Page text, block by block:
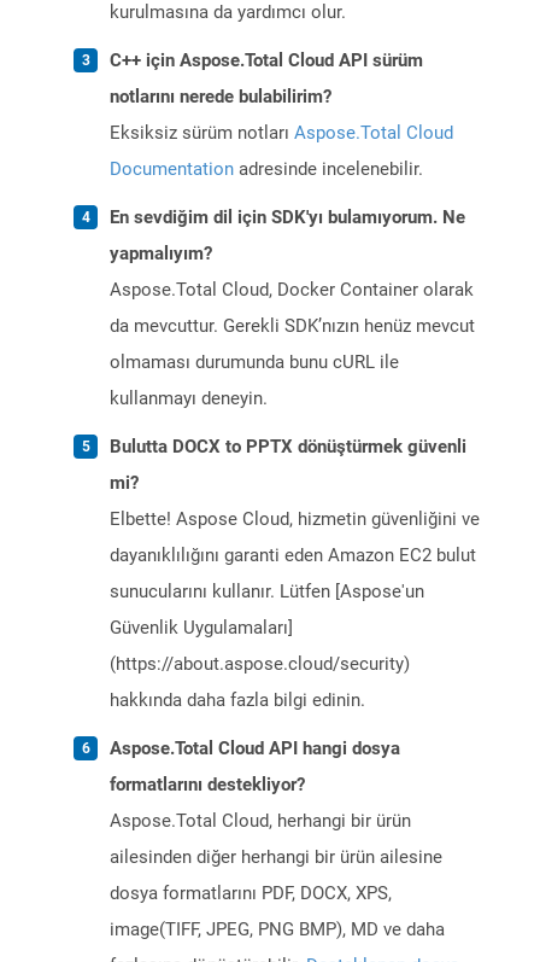
kurulmasına da yardımcı olur.
C++ için Aspose.Total Cloud API sürüm
notlarını nerede bulabilirim?
Eksiksiz sürüm notları Aspose.Total Cloud
Documentation adresinde incelenebilir.
En sevdiğim dil için SDK'yı bulamıyorum. Ne
yapmalıyım?
Aspose.Total Cloud, Docker Container olarak
da mevcuttur. Gerekli SDK’nızın henüz mevcut
olmaması durumunda bunu cURL ile
kullanmayı deneyin.
Bulutta DOCX to PPTX dönüştürmek güvenli
mi?
Elbette! Aspose Cloud, hizmetin güvenliğini ve
dayanıklılığını garanti eden Amazon EC2 bulut
sunucularını kullanır. Lütfen [Aspose'un
Güvenlik Uygulamaları]
(https://about.aspose.cloud/security)
hakkında daha fazla bilgi edinin.
Aspose.Total Cloud API hangi dosya
formatlarını destekliyor?
Aspose.Total Cloud, herhangi bir ürün
ailesinden diğer herhangi bir ürün ailesine
dosya formatlarını PDF, DOCX, XPS,
image(TIFF, JPEG, PNG BMP), MD ve daha